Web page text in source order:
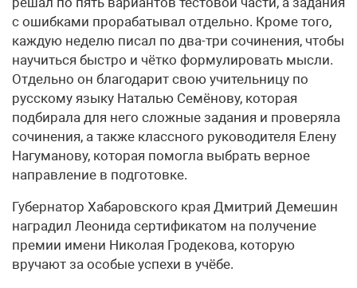
с ошибками прорабатывал отдельно. Кроме того,
каждую неделю писал по два-три сочинения, чтобы
научиться быстро и чётко формулировать мысли.
Отдельно он благодарит свою учительницу по
русскому языку Наталью Семёнову, которая
подбирала для него сложные задания и проверяла
сочинения, а также классного руководителя Елену
Нагуманову, которая помогла выбрать верное
направление в подготовке.
Губернатор Хабаровского края Дмитрий Демешин
наградил Леонида сертификатом на получение
премии имени Николая Гродекова, которую
вручают за особые успехи в учёбе.